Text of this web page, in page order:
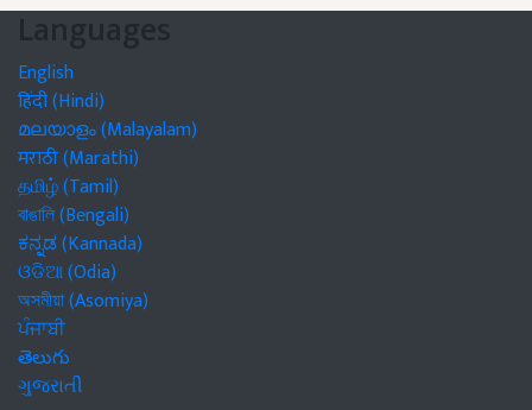
Languages
English
हिंदी (Hindi)
മലയാളം (Malayalam)
मराठी (Marathi)
தமிழ் (Tamil)
বাঙালি (Bengali)
ಕನ್ನಡ (Kannada)
ଓଡିଆ (Odia)
অসমীয়া (Asomiya)
ਪੰਜਾਬੀ
తెలుగు
ગુજરાતી